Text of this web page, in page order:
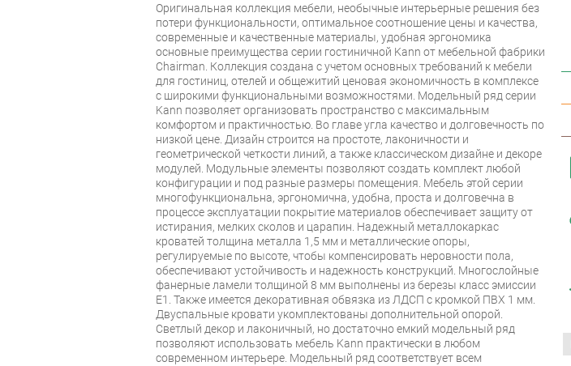
Оригинальная коллекция мебели, необычные интерьерные решения без
потери функциональности, оптимальное соотношение цены и качества,
современные и качественные материалы, удобная эргономика
основные преимущества серии гостиничной Kann от мебельной фабрики
Chairman. Коллекция создана с учетом основных требований к мебели
для гостиниц, отелей и общежитий ценовая экономичность в комплексе
с широкими функциональными возможностями. Модельный ряд серии
Kann позволяет организовать пространство с максимальным
комфортом и практичностью. Во главе угла качество и долговечность по
низкой цене. Дизайн строится на простоте, лаконичности и
геометрической четкости линий, а также классическом дизайне и декоре
модулей. Модульные элементы позволяют создать комплект любой
конфигурации и под разные размеры помещения. Мебель этой серии
многофункциональна, эргономична, удобна, проста и долговечна в
процессе эксплуатации покрытие материалов обеспечивает защиту от
истирания, мелких сколов и царапин. Надежный металлокаркас
кроватей толщина металла 1,5 мм и металлические опоры,
регулируемые по высоте, чтобы компенсировать неровности пола,
обеспечивают устойчивость и надежность конструкций. Многослойные
фанерные ламели толщиной 8 мм выполнены из березы класс эмиссии
Е1. Также имеется декоративная обвязка из ЛДСП с кромкой ПВХ 1 мм.
Двуспальные кровати укомплектованы дополнительной опорой.
Светлый декор и лаконичный, но достаточно емкий модельный ряд
позволяют использовать мебель Kann практически в любом
современном интерьере. Модельный ряд соответствует всем